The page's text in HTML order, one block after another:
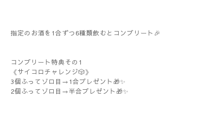
指定のお酒を1合ずつ6種類飲むとコンプリート🎉
コンプリート特典その1
《サイコロチャレンジ🎲》
3個ふってゾロ目→1合プレゼント🎁✨
2個ふってゾロ目→半合プレゼント🎁✨